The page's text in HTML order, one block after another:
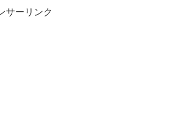
サーリンク